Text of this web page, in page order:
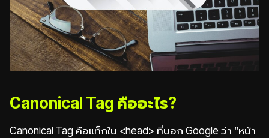
Canonical Tag คืออะไร?
Canonical Tag คือแท็กใน <head> ที่บอก Google ว่า “หน้า